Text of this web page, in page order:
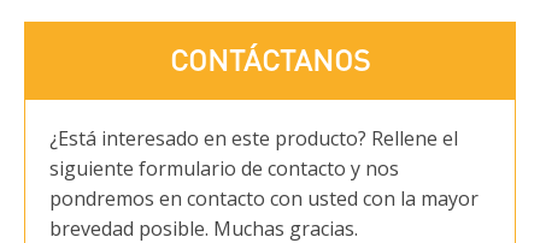
CONTÁCTANOS
¿Está interesado en este producto? Rellene el
siguiente formulario de contacto y nos
pondremos en contacto con usted con la mayor
brevedad posible. Muchas gracias.